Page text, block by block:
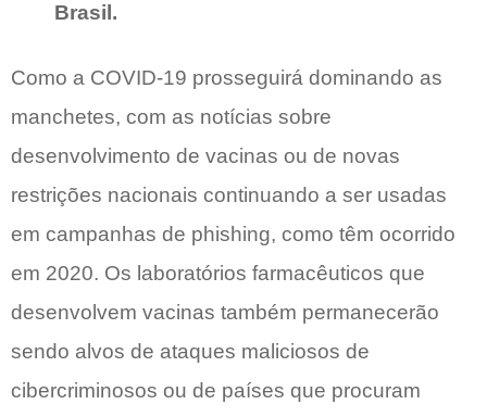
Brasil.
Como a COVID-19 prosseguirá dominando as
manchetes, com as notícias sobre
desenvolvimento de vacinas ou de novas
restrições nacionais continuando a ser usadas
em campanhas de phishing, como têm ocorrido
em 2020. Os laboratórios farmacêuticos que
desenvolvem vacinas também permanecerão
sendo alvos de ataques maliciosos de
cibercriminosos ou de países que procuram